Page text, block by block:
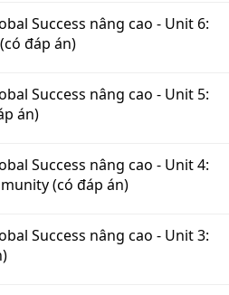
Success nâng cao - Unit 6:
đáp án)
Success nâng cao - Unit 5:
án)
Success nâng cao - Unit 4:
(có đáp án)
Success nâng cao - Unit 3: